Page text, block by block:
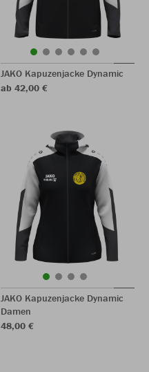
JAKO Kapuzenjacke Dynamic
ab 42,00 €
JAKO Kapuzenjacke Dynamic
Damen
48,00 €